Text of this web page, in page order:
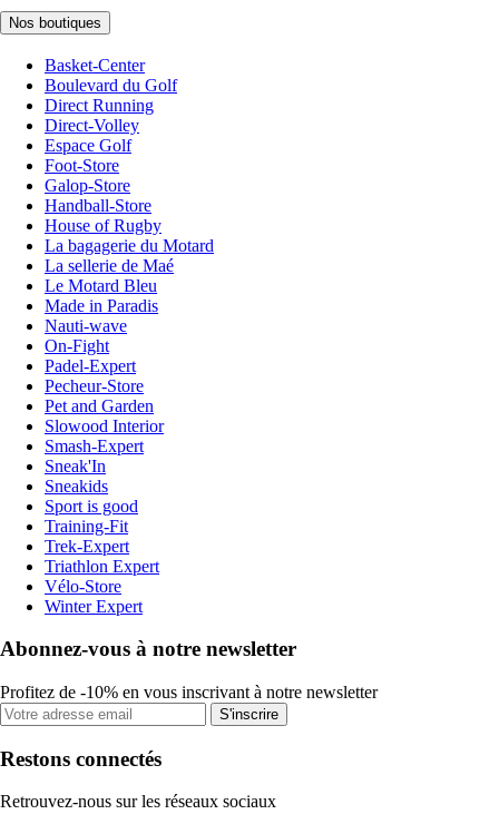
Nos boutiques
Basket-Center
Boulevard du Golf
Direct Running
Direct-Volley
Espace Golf
Foot-Store
Galop-Store
Handball-Store
House of Rugby
La bagagerie du Motard
La sellerie de Maé
Le Motard Bleu
Made in Paradis
Nauti-wave
On-Fight
Padel-Expert
Pecheur-Store
Pet and Garden
Slowood Interior
Smash-Expert
Sneak'In
Sneakids
Sport is good
Training-Fit
Trek-Expert
Triathlon Expert
Vélo-Store
Winter Expert
Abonnez-vous à notre newsletter
Profitez de -10% en vous inscrivant à notre newsletter
S'inscrire
Restons connectés
Retrouvez-nous sur les réseaux sociaux